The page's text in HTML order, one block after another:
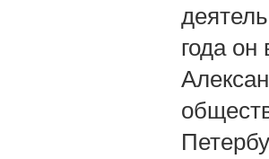
года он